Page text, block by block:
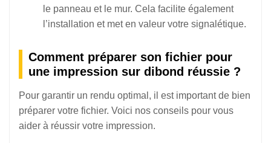
le panneau et le mur. Cela facilite également
l’installation et met en valeur votre signalétique.
Comment préparer son fichier pour
une impression sur dibond réussie ?
Pour garantir un rendu optimal, il est important de bien
préparer votre fichier. Voici nos conseils pour vous
aider à réussir votre impression.